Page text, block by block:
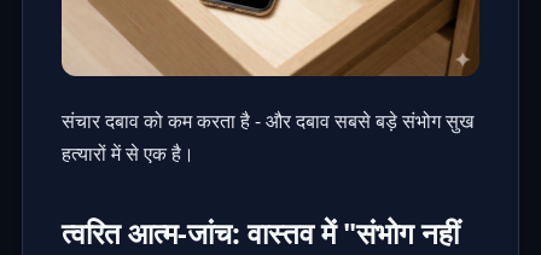
संचार दबाव को कम करता है - और दबाव सबसे बड़े संभोग सुख
हत्यारों में से एक है।
त्वरित आत्म-जांच: वास्तव में "संभोग नहीं